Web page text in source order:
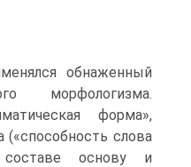
обнаженный
морфологизма.
форма»,
(«способность слова
основу и